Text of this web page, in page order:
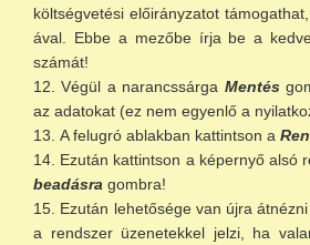
költségvetési előirányzatot
ával. Ebbe a mezőbe írja be a
számát!
Végül a narancssárga Mentés
az adatokat (ez nem egyenlő a
A felugró ablakban kattintson a
Ezután kattintson a képernyő alsó
beadásra gombra!
Ezután lehetősége van újra
a rendszer üzenetekkel jelzi, ha